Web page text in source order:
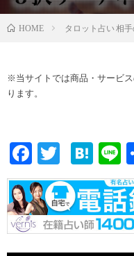
HOME タロット占い 相
※当サイトでは商品・サービ
ります。
F
ac
e
b
o
T
w
itt
er
H
at
e
n
a
n
e